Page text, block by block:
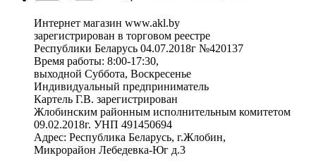
Интернет магазин www.akl.by
зарегистрирован в торговом реестре
Республики Беларусь 04.07.2018г №420137
Время работы: 8:00-17:30,
выходной Суббота, Воскресенье
Индивидуальный предприниматель
Картель Г.В. зарегистрирован
Жлобинским районным исполнительным комитетом
09.02.2018г. УНП 491450694
Адрес: Республика Беларусь, г.Жлобин,
Микрорайон Лебедевка-Юг д.3